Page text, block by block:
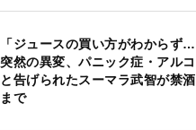
「ジュースの買い方がわからず
突然の異変、パニック症・アル
と告げられたスーマラ武智が禁
まで